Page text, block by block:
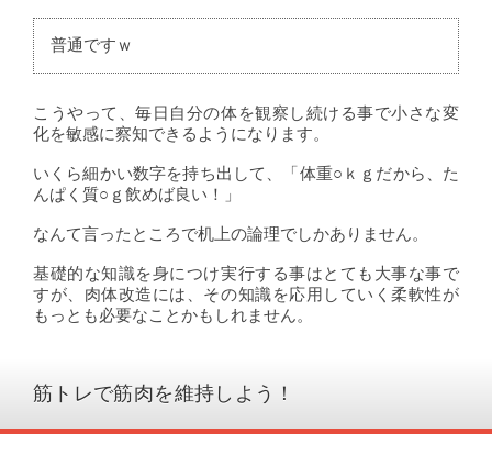
普通ですｗ
こうやって、毎日自分の体を観察し続ける事で小さな変
化を敏感に察知できるようになります。
いくら細かい数字を持ち出して、「体重○ｋｇだから、た
んぱく質○ｇ飲めば良い！」
なんて言ったところで机上の論理でしかありません。
基礎的な知識を身につけ実行する事はとても大事な事で
すが、肉体改造には、その知識を応用していく柔軟性が
もっとも必要なことかもしれません。
筋トレで筋肉を維持しよう！